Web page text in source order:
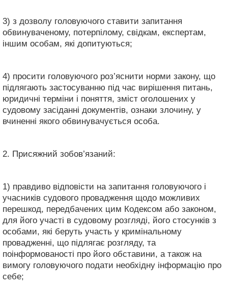
3) з дозволу головуючого ставити запитання
обвинуваченому, потерпілому, свідкам, експертам,
іншим особам, які допитуються;
4) просити головуючого роз’яснити норми закону, що
підлягають застосуванню під час вирішення питань,
юридичні терміни і поняття, зміст оголошених у
судовому засіданні документів, ознаки злочину, у
вчиненні якого обвинувачується особа.
2. Присяжний зобов’язаний:
1) правдиво відповісти на запитання головуючого і
учасників судового провадження щодо можливих
перешкод, передбачених цим Кодексом або законом,
для його участі в судовому розгляді, його стосунків з
особами, які беруть участь у кримінальному
провадженні, що підлягає розгляду, та
поінформованості про його обставини, а також на
вимогу головуючого подати необхідну інформацію про
себе;